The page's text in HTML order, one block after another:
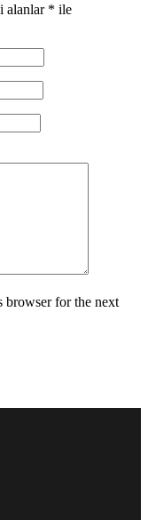
alanlar * ile
browser for the next